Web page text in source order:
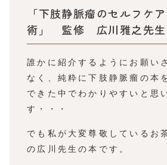
「下肢静脈瘤のセルフケ
術」 監修 広川雅之先生
誰かに紹介するようにお願い
なく、純粋に下肢静脈瘤の本
できた中でわかりやすいと思
す・・・
でも私が大変尊敬しているお
の広川先生の本です。